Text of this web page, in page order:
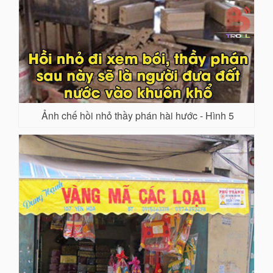
Ảnh chế hồi nhỏ thầy phán hài hước - Hình 5